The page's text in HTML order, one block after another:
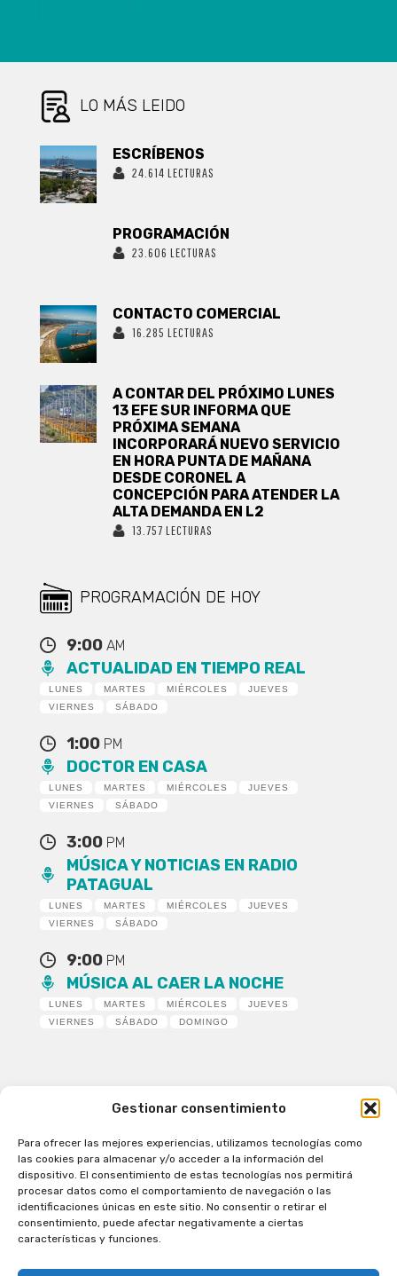
Gestionar consentimiento
Para ofrecer las mejores experiencias, utilizamos tecnologías como
las cookies para almacenar y/o acceder a la información del
dispositivo. El consentimiento de estas tecnologías nos permitirá
procesar datos como el comportamiento de navegación o las
identificaciones únicas en este sitio. No consentir o retirar el
consentimiento, puede afectar negativamente a ciertas
características y funciones.
LO MÁS LEIDO
ESCRÍBENOS
24.614 LECTURAS
PROGRAMACIÓN
23.606 LECTURAS
CONTACTO COMERCIAL
16.285 LECTURAS
A CONTAR DEL PRÓXIMO LUNES
13 EFE SUR INFORMA QUE
PRÓXIMA SEMANA
INCORPORARÁ NUEVO SERVICIO
EN HORA PUNTA DE MAÑANA
DESDE CORONEL A
CONCEPCIÓN PARA ATENDER LA
ALTA DEMANDA EN L2
13.757 LECTURAS
PROGRAMACIÓN DE HOY
9:00 AM
ACTUALIDAD EN TIEMPO REAL
LUNES MARTES MIÉRCOLES
JUEVES
VIERNES
SÁBADO
1:00 PM
DOCTOR EN CASA
LUNES MARTES MIÉRCOLES
JUEVES
VIERNES
SÁBADO
3:00 PM
MÚSICA Y NOTICIAS EN RADIO
PATAGUAL
LUNES MARTES MIÉRCOLES
JUEVES
VIERNES
SÁBADO
9:00 PM
MÚSICA AL CAER LA NOCHE
LUNES MARTES MIÉRCOLES
JUEVES
VIERNES
SÁBADO DOMINGO
Patagual Radio Digital 2026 - Todos los derechos
reservados
la Radio de Verdad
Cobertura
Programación